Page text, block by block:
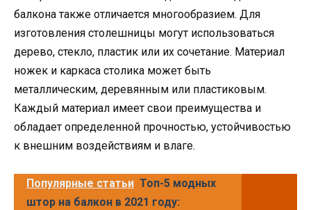
балкона также отличается многообразием. Для
изготовления столешницы могут использоваться
дерево, стекло, пластик или их сочетание. Материал
ножек и каркаса столика может быть
металлическим, деревянным или пластиковым.
Каждый материал имеет свои преимущества и
обладает определенной прочностью, устойчивостью
к внешним воздействиям и влаге.
Популярные статьи Топ-5 модных
штор на балкон в 2021 году: